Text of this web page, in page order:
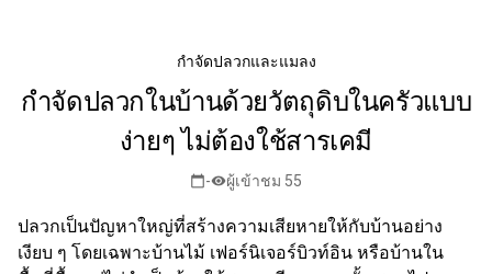
กำจัดปลวกและแมลง
กำจัดปลวกในบ้านด้วยวัตถุดิบในครัวแบบ
ง่ายๆ ไม่ต้องใช้สารเคมี
calendar_today-visibilityผู้เข้าชม 55
ปลวกเป็นปัญหาใหญ่ที่สร้างความเสียหายให้กับบ้านอย่าง
เงียบ ๆ โดยเฉพาะบ้านไม้ เฟอร์นิเจอร์บิวท์อิน หรือบ้านใน